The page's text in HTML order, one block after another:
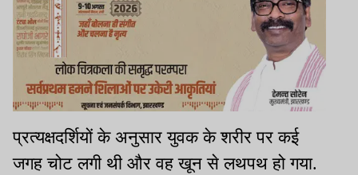
प्रत्यक्षदर्शियों के अनुसार युवक के शरीर पर कई
जगह चोट लगी थी और वह खून से लथपथ हो गया.